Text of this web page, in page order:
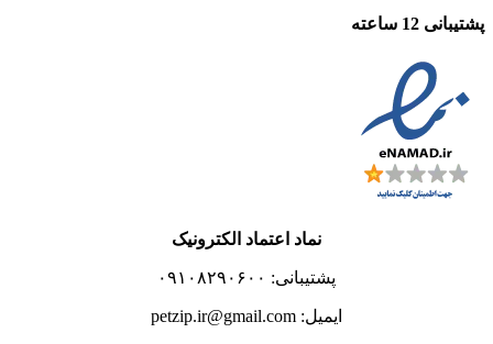
پشتیبانی 12 ساعته
نماد اعتماد الکترونیک
پشتیبانی: ۰۹۱۰۸۲۹۰۶۰۰
ایمیل: petzip.ir@gmail.com